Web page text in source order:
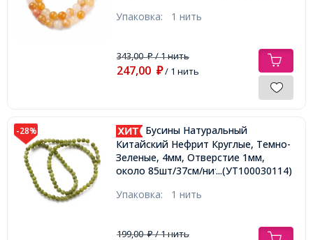
Упаковка: 1 нить
343,00₽/ 1 нить
247,00 ₽/ 1 нить
-28%
Бусины Натуральный
Китайский Нефрит Круглые, Темно-
Зеленые, 4мм, Отверстие 1мм,
около 85шт/37см/нить,...(УТ100030114)
Упаковка: 1 нить
199,00₽/ 1 нить